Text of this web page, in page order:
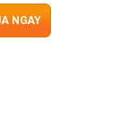
NGAY